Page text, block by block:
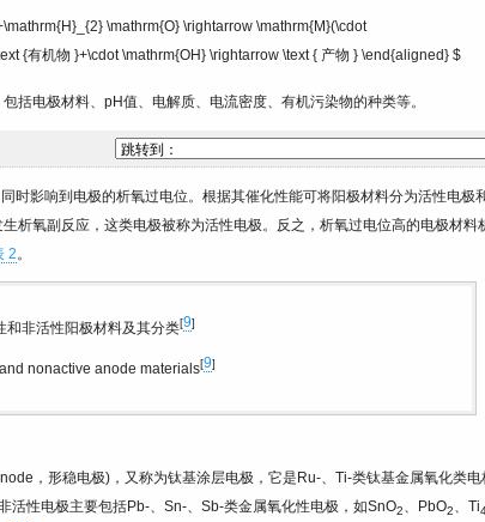
\mathrm{O} \rightarrow \mathrm{M}(\cdot
{有机物 }+\cdot \mathrm{OH} \rightarrow \text { 产物 } \end{aligned} $
括电极材料、pH值、电解质、电流密度、有机污染物的种类等。
时影响到电极的析氧过电位。根据其催化性能可将阳极材料分为活性电极
析氧副反应，这类电极被称为活性电极。反之，析氧过电位高的电极材料
2。
和非活性阳极材料及其分类[9]
nonactive anode materials[9]
，形稳电极)，又称为钛基涂层电极，它是Ru-、Ti-类钛基金属氧化类电
活性电极主要包括Pb-、Sn-、Sb-类金属氧化性电极，如SnO2、PbO2、Ti